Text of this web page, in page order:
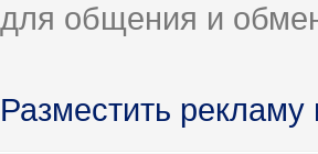
для общения и
Разместить рекламу